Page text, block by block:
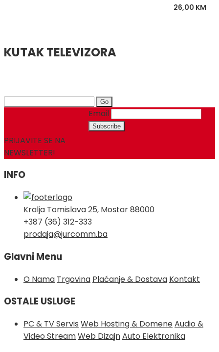
26,00 KM
KUTAK TELEVIZORA
Search
PRIJAVITE SE NA
NEWSLETTER!
Email
INFO
Kralja Tomislava 25, Mostar 88000
+387 (36) 312-333
prodaja@jurcomm.ba
Glavni Menu
O Nama Trgovina Plaćanje & Dostava Kontakt
OSTALE USLUGE
PC & TV Servis Web Hosting & DomeneAudio &
Video StreamWeb DizajnAuto Elektronika